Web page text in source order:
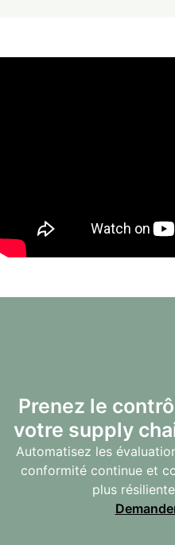
Prenez le
votre supply
Automatisez les
conformité continue et
plus